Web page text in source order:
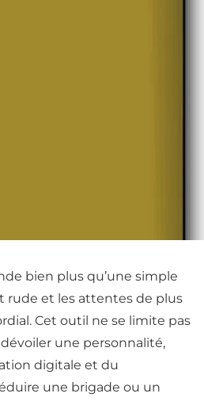
bien plus qu’une simple
rude et les attentes de plus
Cet outil ne se limite pas
une personnalité,
digitale et du
une brigade ou un